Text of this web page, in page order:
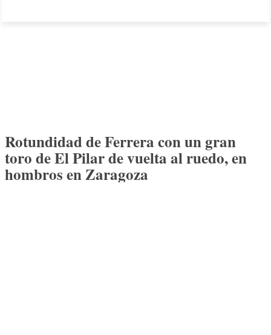
Rotundidad de Ferrera con un gran
toro de El Pilar de vuelta al ruedo, en
hombros en Zaragoza